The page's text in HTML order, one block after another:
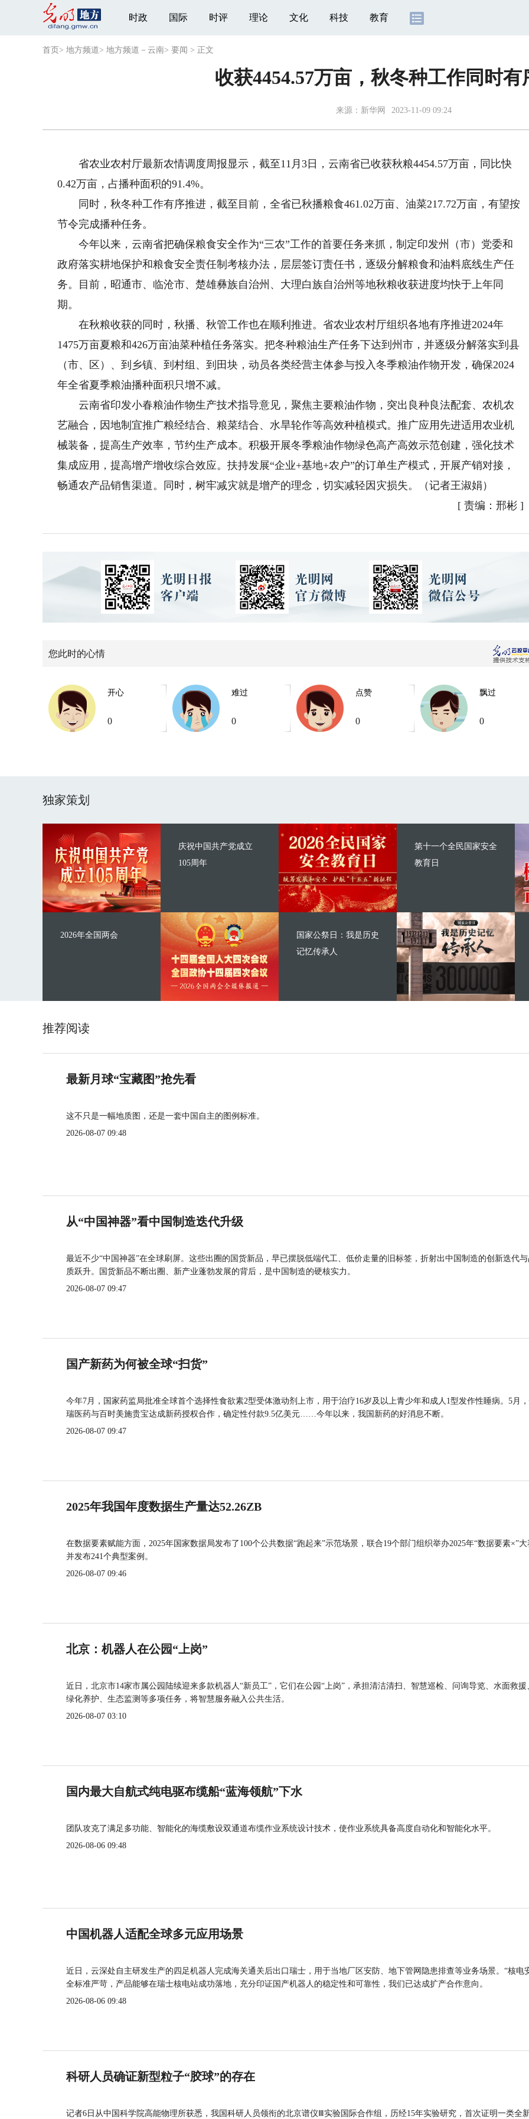
时政 国际 时评 理论 文化 科技 教育
首页 > 地方频道> 地方频道－云南> 要闻 > 正文
收获4454.57万亩，秋冬种工作同时有
来源： 新华网 2023-11-09 09:24
省农业农村厅最新农情调度周报显示，截至11月3日，云南省已收获秋粮4454.57万亩，同比快
0.42万亩，占播种面积的91.4%。
同时，秋冬种工作有序推进，截至目前，全省已秋播粮食461.02万亩、油菜217.72万亩，有望按
节令完成播种任务。
今年以来，云南省把确保粮食安全作为“三农”工作的首要任务来抓，制定印发州（市）党委和
政府落实耕地保护和粮食安全责任制考核办法，层层签订责任书，逐级分解粮食和油料底线生产任
务。目前，昭通市、临沧市、楚雄彝族自治州、大理白族自治州等地秋粮收获进度均快于上年同
期。
在秋粮收获的同时，秋播、秋管工作也在顺利推进。省农业农村厅组织各地有序推进2024年
1475万亩夏粮和426万亩油菜种植任务落实。把冬种粮油生产任务下达到州市，并逐级分解落实到县
（市、区）、到乡镇、到村组、到田块，动员各类经营主体参与投入冬季粮油作物开发，确保2024
年全省夏季粮油播种面积只增不减。
云南省印发小春粮油作物生产技术指导意见，聚焦主要粮油作物，突出良种良法配套、农机农
艺融合，因地制宜推广粮经结合、粮菜结合、水旱轮作等高效种植模式。推广应用先进适用农业机
械装备，提高生产效率，节约生产成本。积极开展冬季粮油作物绿色高产高效示范创建，强化技术
集成应用，提高增产增收综合效应。扶持发展“企业+基地+农户”的订单生产模式，开展产销对接，
畅通农产品销售渠道。同时，树牢减灾就是增产的理念，切实减轻因灾损失。（记者王淑娟）
[ 责编：邢彬]
您此时的心情
开心
0
难过
0
点赞
0
飘过
0
独家策划
庆祝中国共产党成立
105周年
2026年全国两会
第十一个全民国家安全
教育日
国家公祭日：我是历史
记忆传承人
推荐阅读
最新月球“宝藏图”抢先看
这不只是一幅地质图，还是一套中国自主的图例标准。
2026-08-07 09:48
从“中国神器”看中国制造迭代升级
最近不少“中国神器”在全球刷屏。这些出圈的国货新品，早已摆脱低端代工、低价走量的旧标签，折射出中国制造的创新迭代
质跃升。国货新品不断出圈、新产业蓬勃发展的背后，是中国制造的硬核实力。
2026-08-07 09:47
国产新药为何被全球“扫货”
今年7月，国家药监局批准全球首个选择性食欲素2型受体激动剂上市，用于治疗16岁及以上青少年和成人1型发作性睡病。5月
瑞医药与百时美施贵宝达成新药授权合作，确定性付款9.5亿美元……今年以来，我国新药的好消息不断。
2026-08-07 09:47
2025年我国年度数据生产量达52.26ZB
在数据要素赋能方面，2025年国家数据局发布了100个公共数据“跑起来”示范场景，联合19个部门组织举办2025年“数据要素×”大
并发布241个典型案例。
2026-08-07 09:46
北京：机器人在公园“上岗”
近日，北京市14家市属公园陆续迎来多款机器人“新员工”，它们在公园“上岗”，承担清洁清扫、智慧巡检、问询导览、水面救援
绿化养护、生态监测等多项任务，将智慧服务融入公共生活。
2026-08-07 03:10
国内最大自航式纯电驱布缆船“蓝海领航”下水
团队攻克了满足多功能、智能化的海缆敷设双通道布缆作业系统设计技术，使作业系统具备高度自动化和智能化水平。
2026-08-06 09:48
中国机器人适配全球多元应用场景
近日，云深处自主研发生产的四足机器人完成海关通关后出口瑞士，用于当地厂区安防、地下管网隐患排查等业务场景。“核电
全标准严苛，产品能够在瑞士核电站成功落地，充分印证国产机器人的稳定性和可靠性，我们已达成扩产合作意向。
2026-08-06 09:48
科研人员确证新型粒子“胶球”的存在
记者6日从中国科学院高能物理所获悉，我国科研人员领衔的北京谱仪Ⅲ实验国际合作组，历经15年实验研究，首次证明一类全